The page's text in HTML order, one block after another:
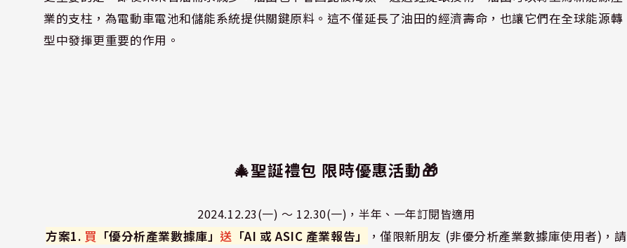
業的支柱，為電動車電池和儲能系統提供關鍵原料。這不僅延長了油田的經濟壽命，也讓它們在全球能源轉
型中發揮更重要的作用。
🎄聖誕禮包 限時優惠活動🎁
2024.12.23(一) ～ 12.30(一)，半年、一年訂閱皆適用
方案1. 買 「優分析產業數據庫」 送 「AI 或 ASIC 產業報告」
，僅限新朋友 (非優分析產業數據庫使用者)，請